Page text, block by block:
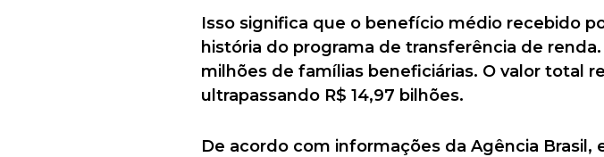
Isso significa que o benefício médio recebido
história do programa de transferência de
milhões de famílias beneficiárias. O valor total
ultrapassando R$ 14,97 bilhões.
De acordo com informações da Agência